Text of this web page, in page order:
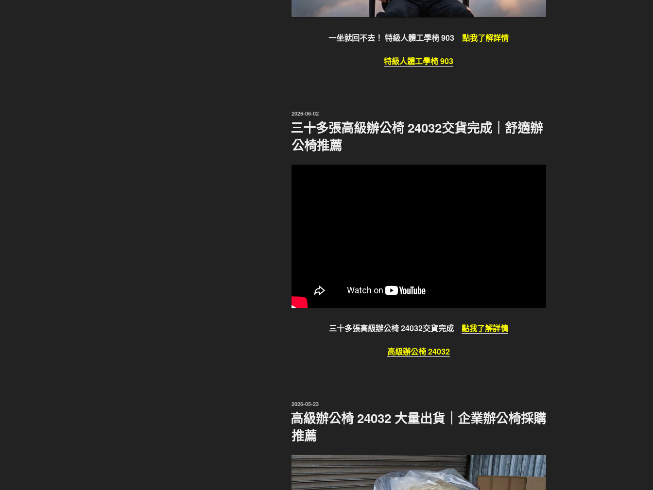
一坐就回不去！ 特級人體工學椅 903點我了解詳情
特級人體工學椅 903
發
於
2026-06-02
三十多張高級辦公椅 24032交貨完成｜舒適辦
公椅推薦
三十多張高級辦公椅 24032交貨完成點我了解詳情
高級辦公椅 24032
發
佈
於
2026-05-23
高級辦公椅 24032 大量出貨｜企業辦公椅採購
推薦